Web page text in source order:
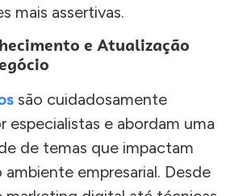
mais assertivas.
e Atualização
são cuidadosamente
especialistas e abordam uma
de temas que impactam
empresarial. Desde